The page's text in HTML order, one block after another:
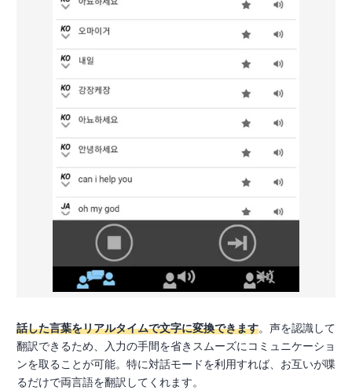
話した言葉をリアルタイムで文字に変換できます。声を認識して
翻訳できるため、入力の手間を省きスムーズにコミュニケーショ
ンを取ることが可能。特に対話モードを利用すれば、お互いが喋
るだけで両言語を翻訳してくれます。